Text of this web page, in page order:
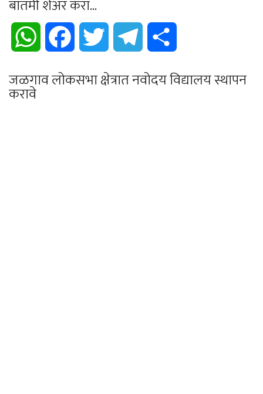
बातमी शेअर करा...
WhatsApp Facebook Twitter Telegram
जळगाव लोकसभा क्षेत्रात नवोदय विद्यालय स्थापन
करावे